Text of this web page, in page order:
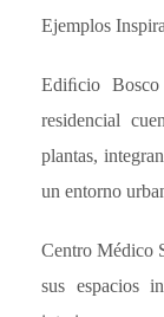
Ejemplos
Ediﬁcio
residencial
plantas,
un entorno
Centro Médico
sus espacios